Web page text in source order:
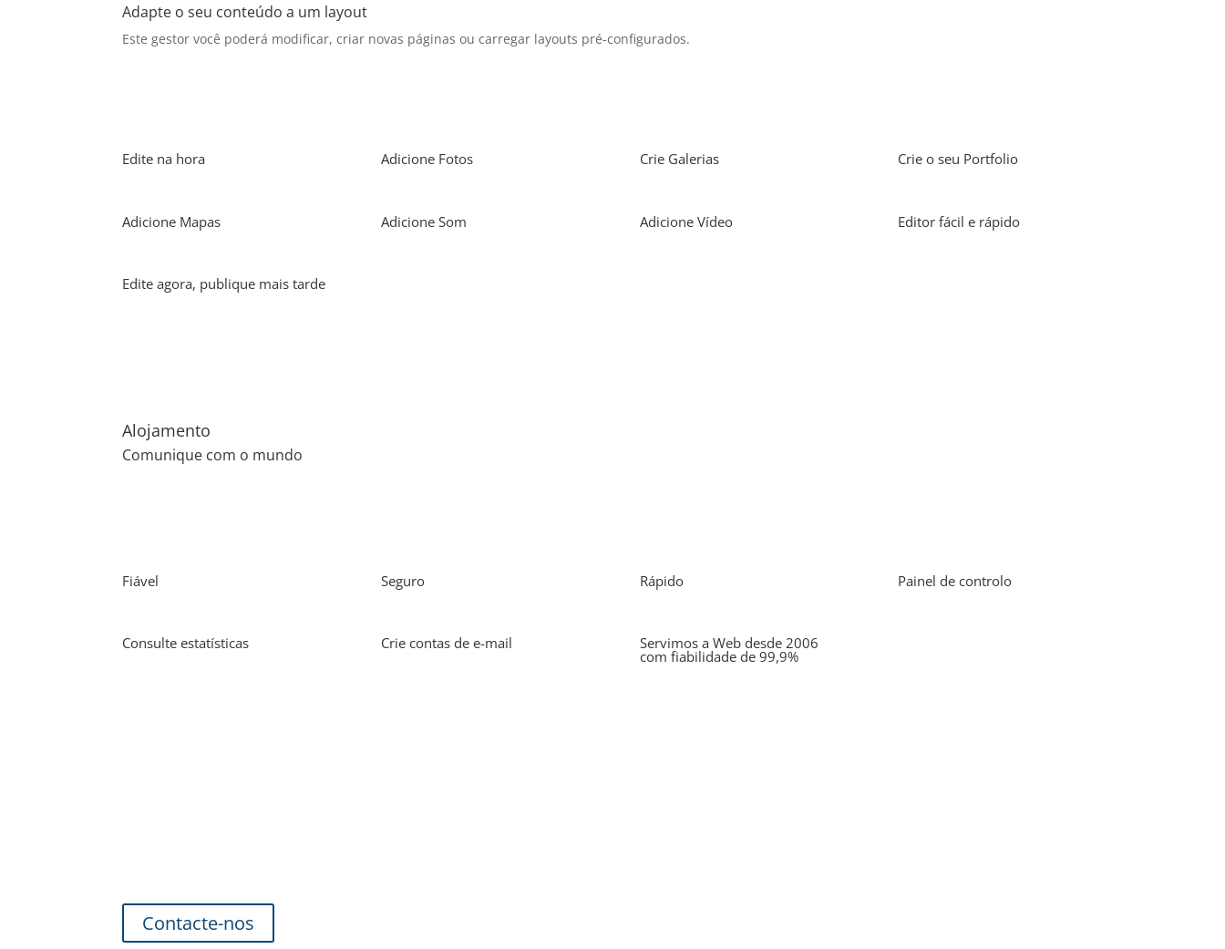
Adapte o seu conteúdo a um layout
Este gestor você poderá modificar, criar novas páginas ou carregar layouts pré-configurados.
Edite na hora
Adicione Mapas
Edite agora, publique mais tarde
Adicione Fotos
Adicione Som
Crie Galerias
Adicione Vídeo
Crie o seu Portfolio
Editor fácil e rápido
Alojamento
Comunique com o mundo
Fiável
Consulte estatísticas
Seguro
Crie contas de e-mail
Rápido
Servimos a Web desde 2006
com fiabilidade de 99,9%
Painel de controlo
Contacte-nos